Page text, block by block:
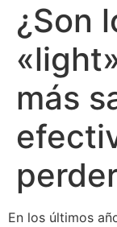
¿Son
más
En los últimos